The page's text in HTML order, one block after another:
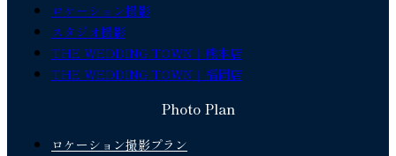
ロケーション撮影
スタジオ撮影
THE WEDDING TOWN｜熊本店
THE WEDDING TOWN｜福岡店
Photo Plan
ロケーション撮影プラン